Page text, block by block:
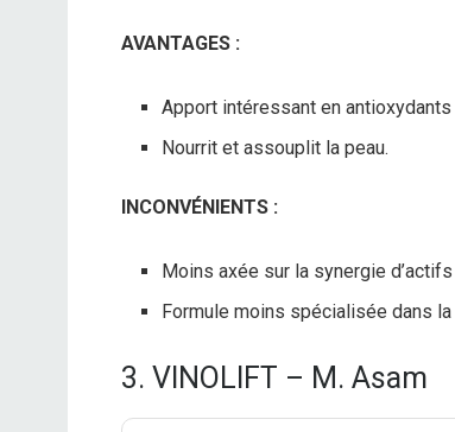
AVANTAGES :
Apport intéressant en antioxydants
Nourrit et assouplit la peau.
INCONVÉNIENTS :
Moins axée sur la synergie
Formule moins spécialisée dans
3. VINOLIFT – M. Asam